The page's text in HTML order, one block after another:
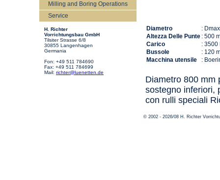
Milling and Boring Operations
Service
H. Richter
Vorrichtungsbau GmbH
Tilsiter Strasse 6/8
30855 Langenhagen
Germania
Fon: +49 511 784690
Fax: +49 511 784699
Mail: richter@luenetten.de
Diametro
:
Altezza Delle Punte : 500
Carico
: 3500
Bussole
: 120
Macchina utensile
:
Diametro 800 mm
sostegno inferiori,
con rulli speciali
© 2002 - 2026/08 H. Richter